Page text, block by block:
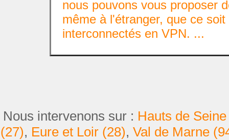
nous pouvons vous proposer
même à l'étranger, que ce
interconnectés en VPN. ...
Nous intervenons sur : Hauts de
(27), Eure et Loir (28), Val de Marne